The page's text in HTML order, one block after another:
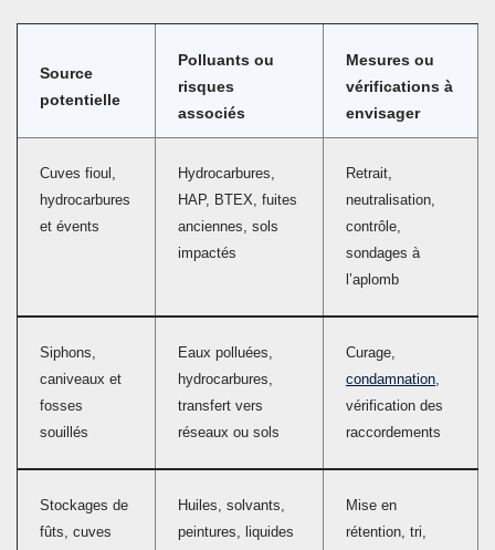
Source
potentielle
Polluants ou
risques
associés
Mesures ou
vérifications à
envisager
Cuves fioul,
hydrocarbures
et évents
Hydrocarbures,
HAP, BTEX, fuites
anciennes, sols
impactés
Retrait,
neutralisation,
contrôle,
sondages à
l’aplomb
Siphons,
caniveaux et
fosses
souillés
Eaux polluées,
hydrocarbures,
transfert vers
réseaux ou sols
Curage,
condamnation,
vérification des
raccordements
Stockages de
fûts, cuves
Huiles, solvants,
peintures, liquides
Mise en
rétention, tri,